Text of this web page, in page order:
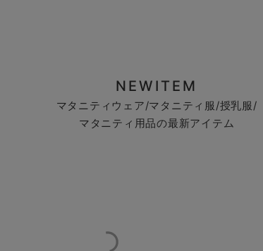
NEWITEM
マタニティウェア/マタニティ服/授乳服/
マタニティ用品の最新アイテム